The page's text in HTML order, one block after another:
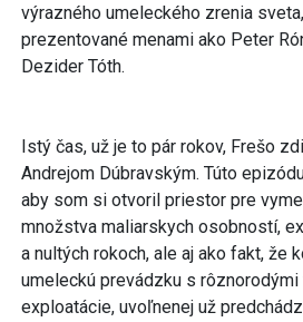
výrazného umeleckého zrenia
prezentované menami ako Peter
Dezider Tóth.
Istý čas, už je to pár rokov, Frešo
Andrejom Dúbravským. Túto
aby som si otvoril priestor pre
množstva maliarskych osobností,
a nultých rokoch, ale aj ako fakt, že
umeleckú prevádzku s
exploatácie, uvoľnenej už